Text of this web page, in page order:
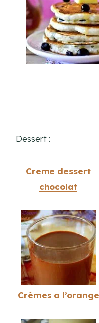
Dessert :
Creme dessert
chocolat
Crèmes a l’orange